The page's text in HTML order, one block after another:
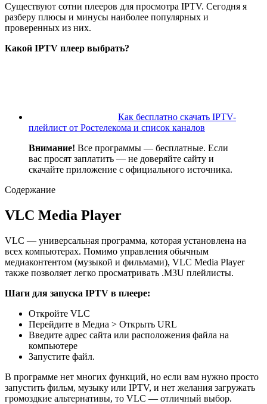
Существуют сотни плееров для просмотра IPTV. Сегодня я
разберу плюсы и минусы наиболее популярных и
проверенных из них.
Какой IPTV плеер выбрать?
Как бесплатно скачать IPTV-
плейлист от Ростелекома и список каналов
Внимание! Все программы — бесплатные. Если
вас просят заплатить — не доверяйте сайту и
скачайте приложение с официального источника.
Содержание
VLC Media Player
VLC — универсальная программа, которая установлена на
всех компьютерах. Помимо управления обычным
медиаконтентом (музыкой и фильмами), VLC Media Player
также позволяет легко просматривать .M3U плейлисты.
Шаги для запуска IPTV в плеере:
Откройте VLC
Перейдите в Медиа > Открыть URL
Введите адрес сайта или расположения файла на
компьютере
Запустите файл.
В программе нет многих функций, но если вам нужно просто
запустить фильм, музыку или IPTV, и нет желания загружать
громоздкие альтернативы, то VLC — отличный выбор.